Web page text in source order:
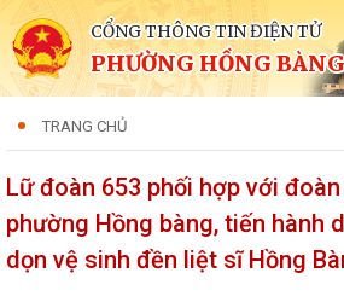
CỔNG THÔNG TIN ĐIỆN TỬ
PHƯỜNG HỒNG BÀNG
TRANG CHỦ
Lữ đoàn 653 phối hợp với
phường Hồng bàng, tiến hành
dọn vệ sinh đền liệt sĩ Hồng